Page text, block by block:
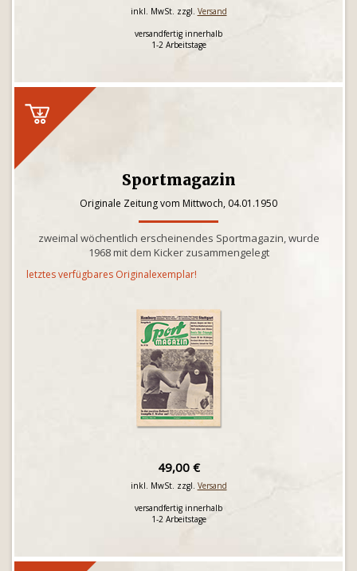
inkl. MwSt. zzgl. Versand
versandfertig innerhalb
1-2 Arbeitstage
Sportmagazin
Originale Zeitung vom Mittwoch, 04.01.1950
zweimal wöchentlich erscheinendes Sportmagazin, wurde
1968 mit dem Kicker zusammengelegt
letztes verfügbares Originalexemplar!
49,00 €
inkl. MwSt. zzgl. Versand
versandfertig innerhalb
1-2 Arbeitstage